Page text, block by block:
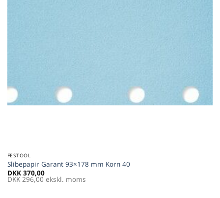
FESTOOL
Slibepapir Garant 93×178 mm Korn 40
DKK 370,00
DKK 296,00 ekskl. moms